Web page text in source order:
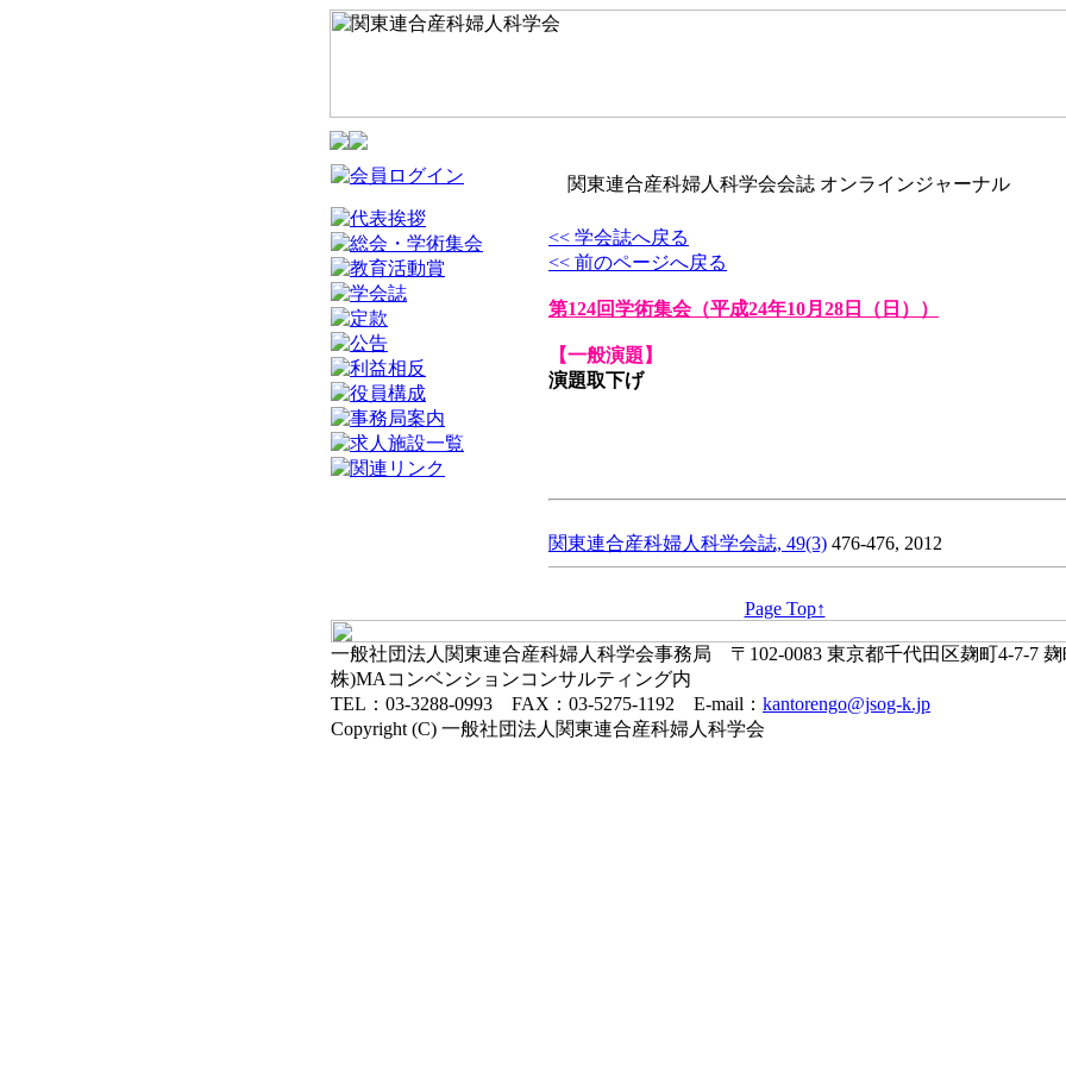
関東連合産科婦人科学会会誌 オンラインジャーナル
<< 学会誌へ戻る
<< 前のページへ戻る
第124回学術集会（平成24年10月28日（日））
【一般演題】
演題取下げ
関東連合産科婦人科学会誌, 49(3) 476-476, 2012
Page Top↑
一般社団法人関東連合産科婦人科学会事務局 〒102-0083 東京都千代田区麹町4-7-7
株)MAコンベンションコンサルティング内
TEL：03-3288-0993 FAX：03-5275-1192 E-mail： kantorengo@jsog-k.jp
Copyright (C) 一般社団法人関東連合産科婦人科学会